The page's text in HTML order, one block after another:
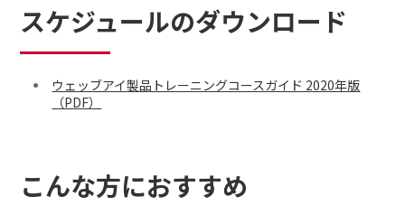
スケジュールのダウンロード
ウェッブアイ製品トレーニングコースガイド 2020年版
（PDF）
こんな方におすすめ